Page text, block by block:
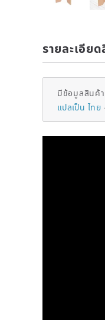
รายละเอีย
มีข้อมูลสินค้
แปลเป็น ไทย